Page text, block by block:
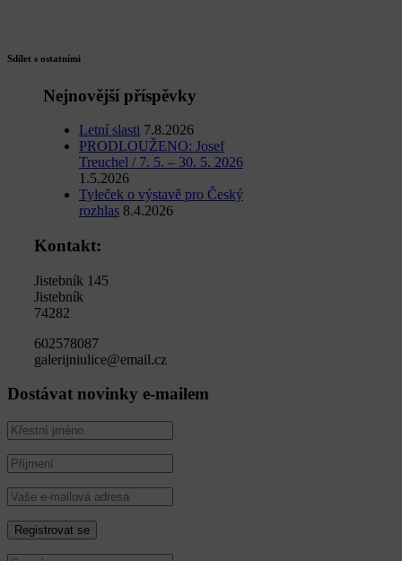
Sdílet s ostatními
Nejnovější příspěvky
Letní slasti 7.8.2026
PRODLOUŽENO: Josef
Treuchel / 7. 5. – 30. 5. 2026
1.5.2026
Tyleček o výstavě pro Český
rozhlas 8.4.2026
Kontakt:
Jistebník 145
Jistebník
74282
602578087
galerijniulice@email.cz
Dostávat novinky e-mailem